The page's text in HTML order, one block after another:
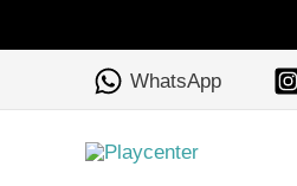
al
WhatsApp